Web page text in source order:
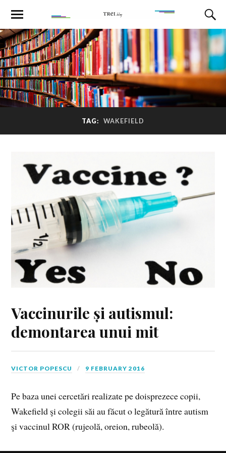
TAG: WAKEFIELD
Vaccinurile și autismul:
demontarea unui mit
VICTOR POPESCU 9 FEBRUARY 2016
Pe baza unei cercetări realizate pe doisprezece copii,
Wakefield şi colegii săi au făcut o legătură între autism
şi vaccinul ROR (rujeolă, oreion, rubeolă).